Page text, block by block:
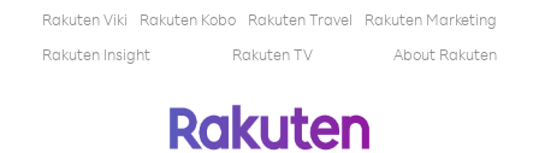
Rakuten Viki Rakuten Kobo Rakuten Travel
Rakuten Marketing
Rakuten Insight
Rakuten TV About Rakuten